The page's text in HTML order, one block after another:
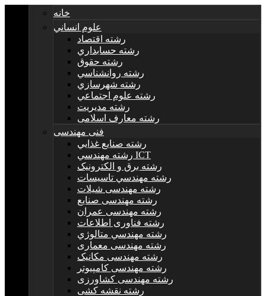
خانه
علوم انساني
رشته اقتصاد
رشته حسابداري
رشته حقوق
رشته روانشناسي
رشته شهرسازي
رشته علوم اجتماعي
رشته مديريت
رشته معارف اسلامی
فنی مهندسی
رشته صنايع غذايي
رشته مهندسي ICT
رشته برق و الکترونيک
رشته مهندسي تاسيسات
رشته مهندسی شیلات
رشته مهندسی صنایع
رشته مهندسی عمران
رشته فناوری اطلاعات
رشته مهندسي متالوژي
رشته مهندسی معماری
رشته مهندسی مکانیک
رشته مهندسی کامپیوتر
رشته مهندسی کشاورزی
رشته نقشه کشی